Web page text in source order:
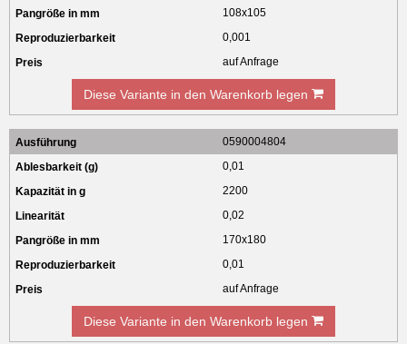
108x105
0,001
auf Anfrage
Diese Variante in den Warenkorb legen
0590004804
0,01
2200
0,02
170x180
0,01
auf Anfrage
Diese Variante in den Warenkorb legen